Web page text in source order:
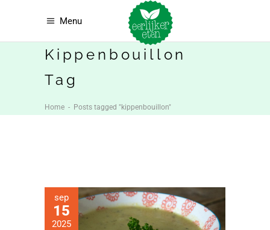
Menu
Kippenbouillon
Tag
Home - Posts tagged "kippenbouillon"
sep
15
2025